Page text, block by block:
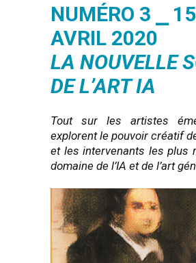
NUMÉRO 3 ⎯ 15
AVRIL 2020
LA NOUVELLE
DE L’ART IA
Tout sur les artistes
explorent le pouvoir créatif
et les intervenants les plus
domaine de l’IA et de l’art